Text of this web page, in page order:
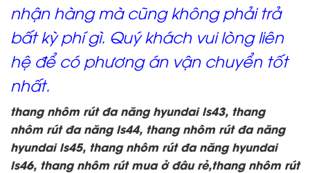
nhận hàng mà cũng không phải trả
bất kỳ phí gì. Quý khách vui lòng liên
hệ để có phương án vận chuyển tốt
nhất.
thang nhôm rút đa năng hyundai ls43, thang
nhôm rút đa năng ls44, thang nhôm rút đa năng
hyundai ls45, thang nhôm rút đa năng hyundai
ls46, thang nhôm rút mua ở đâu rẻ,thang nhôm rút